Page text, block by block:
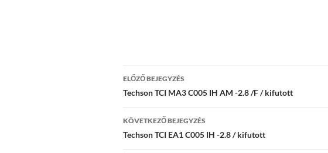
Bejegyzés
navigáció
ELŐZŐ BEJEGYZÉS
Techson TCI MA3 C005 IH AM -2.8 /F / kifutott
KÖVETKEZŐ BEJEGYZÉS
Techson TCI EA1 C005 IH -2.8 / kifutott